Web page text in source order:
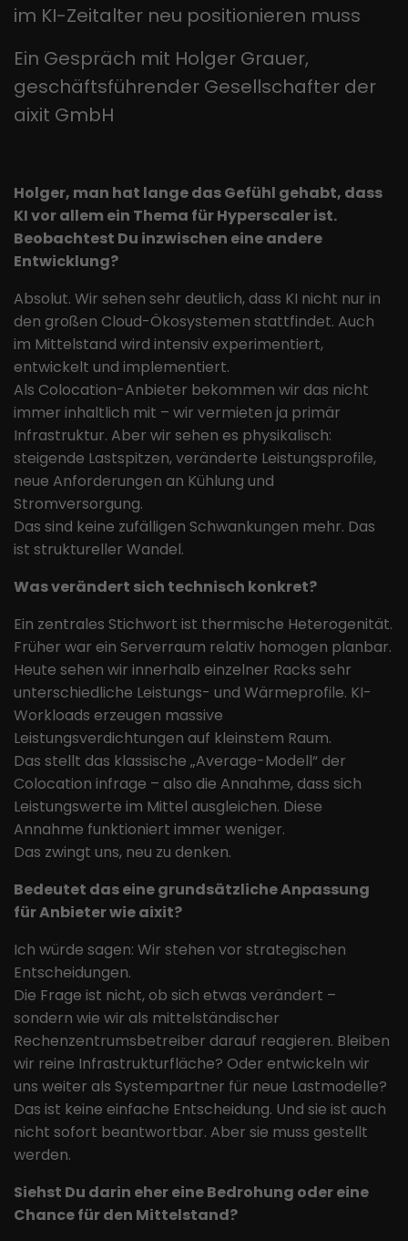
im KI-Zeitalter neu positionieren muss
Ein Gespräch mit Holger Grauer,
geschäftsführender Gesellschafter der
aixit GmbH
Holger, man hat lange das Gefühl gehabt, dass
KI vor allem ein Thema für Hyperscaler ist.
Beobachtest Du inzwischen eine andere
Entwicklung?
Absolut. Wir sehen sehr deutlich, dass KI nicht nur in
den großen Cloud-Ökosystemen stattfindet. Auch
im Mittelstand wird intensiv experimentiert,
entwickelt und implementiert.
Als Colocation-Anbieter bekommen wir das nicht
immer inhaltlich mit – wir vermieten ja primär
Infrastruktur. Aber wir sehen es physikalisch:
steigende Lastspitzen, veränderte Leistungsprofile,
neue Anforderungen an Kühlung und
Stromversorgung.
Das sind keine zufälligen Schwankungen mehr. Das
ist struktureller Wandel.
Was verändert sich technisch konkret?
Ein zentrales Stichwort ist thermische Heterogenität.
Früher war ein Serverraum relativ homogen planbar.
Heute sehen wir innerhalb einzelner Racks sehr
unterschiedliche Leistungs- und Wärmeprofile. KI-
Workloads erzeugen massive
Leistungsverdichtungen auf kleinstem Raum.
Das stellt das klassische „Average-Modell“ der
Colocation infrage – also die Annahme, dass sich
Leistungswerte im Mittel ausgleichen. Diese
Annahme funktioniert immer weniger.
Das zwingt uns, neu zu denken.
Bedeutet das eine grundsätzliche Anpassung
für Anbieter wie aixit?
Ich würde sagen: Wir stehen vor strategischen
Entscheidungen.
Die Frage ist nicht, ob sich etwas verändert –
sondern wie wir als mittelständischer
Rechenzentrumsbetreiber darauf reagieren. Bleiben
wir reine Infrastrukturfläche? Oder entwickeln wir
uns weiter als Systempartner für neue Lastmodelle?
Das ist keine einfache Entscheidung. Und sie ist auch
nicht sofort beantwortbar. Aber sie muss gestellt
werden.
Siehst Du darin eher eine Bedrohung oder eine
Chance für den Mittelstand?
Zweck
Dieses Cookie ist ein Standard-
Session-Cookie von TYPO3. Es
Logins die Session-ID. So kann der
eingeloggte Benutzer wiedererkannt
Identitätsnummer des Kontos oder
bezieht. Es scheint eine Variation des
_gat-Cookies zu sein, das verwendet
wird, um die von Google auf Websites
Name _gid
Anbieter
Laufzeit 1 Tag
Zweck
Dieses Cookie wird von Google
Analytics installiert. Das Cookie wird
verwendet, um Informationen darüber
zu speichern, wie Besucher eine
Website nutzen, und hilft bei der
Erstellung eines Analyseberichts
darüber, wie es der Website geht. Die
erhobenen Daten umfassen die
Anzahl der Besucher, die Quelle, aus
der sie stammen, und die Seiten in
anonymisierter Form.
Name _ga
Anbieter Google LLC
Laufzeit 2 Jahre
Zweck
Dieses Cookie wird von Google
Analytics installiert. Das Cookie wird
verwendet, um Besucher-, Sitzungs-
und Kampagnendaten zu berechnen
und die Nutzung der Website für den
Analysebericht der Website zu
verfolgen. Die Cookies speichern
Informationen anonym und weisen
um eindeutige Besucher zu
identifizieren.